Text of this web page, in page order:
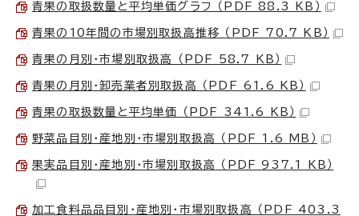
青果の取扱数量と平均単価グラフ （PDF 88.3 KB）
青果の10年間の市場別取扱高推移 （PDF 70.7 KB）
青果の月別・市場別取扱高 （PDF 58.7 KB）
青果の月別・卸売業者別取扱高 （PDF 61.6 KB）
青果の取扱数量と平均単価 （PDF 341.6 KB）
野菜品目別・産地別・市場別取扱高 （PDF 1.6 MB）
果実品目別・産地別・市場別取扱高 （PDF 937.1 KB）
加工食料品品目別・産地別・市場別取扱高 （PDF 403.3